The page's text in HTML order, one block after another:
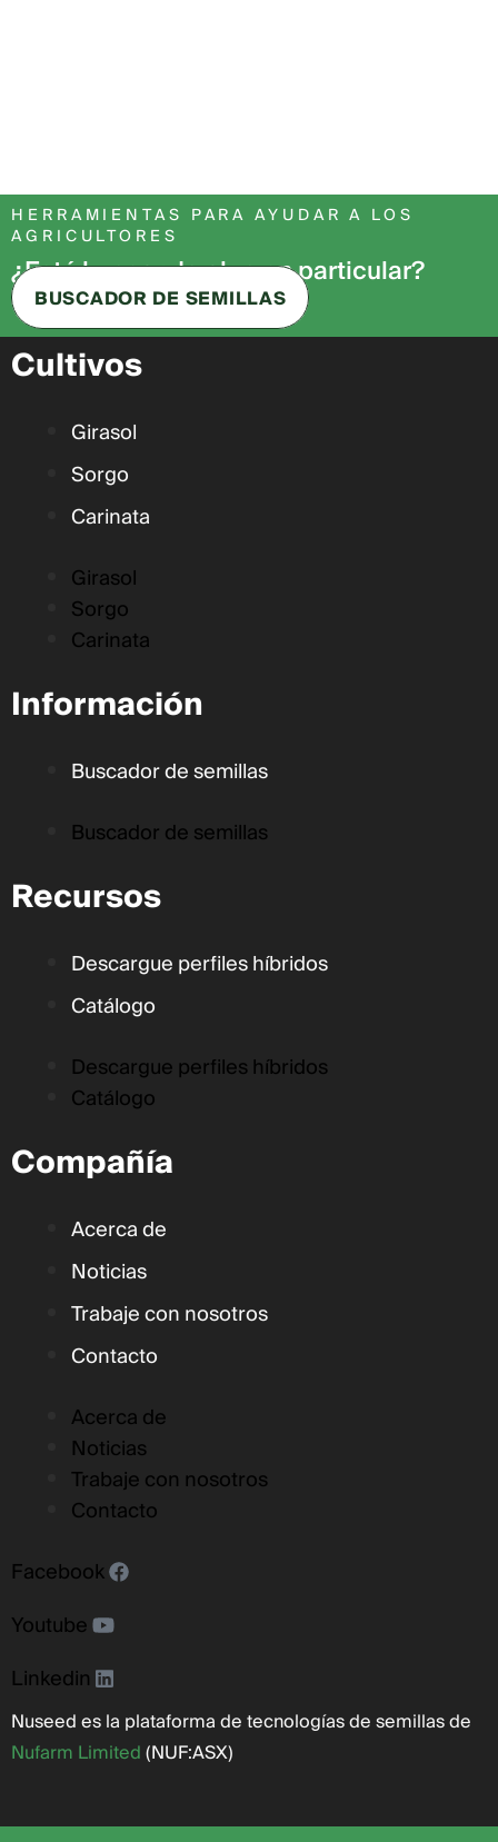
HERRAMIENTAS PARA AYUDAR A LOS
AGRICULTORES
¿Está buscando algo en particular?
BUSCADOR DE SEMILLAS
Cultivos
Girasol
Sorgo
Carinata
Girasol
Sorgo
Carinata
Información
Buscador de semillas
Buscador de semillas
Recursos
Descargue perfiles híbridos
Catálogo
Descargue perfiles híbridos
Catálogo
Compañía
Acerca de
Noticias
Trabaje con nosotros
Contacto
Acerca de
Noticias
Trabaje con nosotros
Contacto
Facebook
Youtube
Linkedin
Nuseed es la plataforma de tecnologías de semillas de
Nufarm Limited(NUF:ASX)